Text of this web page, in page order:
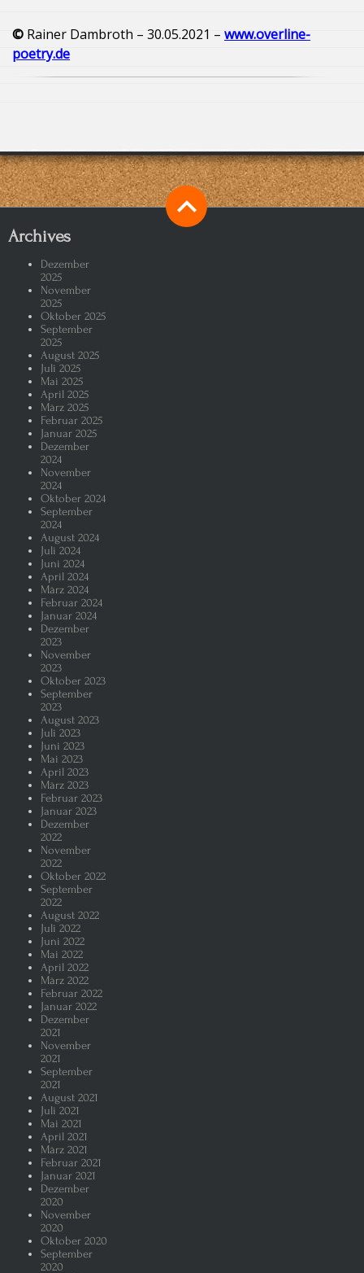
© Rainer Dambroth – 30.05.2021 – www.overline-
poetry.de
Archives
Dezember
2025
November
2025
Oktober 2025
September
2025
August 2025
Juli 2025
Mai 2025
April 2025
März 2025
Februar 2025
Januar 2025
Dezember
2024
November
2024
Oktober 2024
September
2024
August 2024
Juli 2024
Juni 2024
April 2024
März 2024
Februar 2024
Januar 2024
Dezember
2023
November
2023
Oktober 2023
September
2023
August 2023
Juli 2023
Juni 2023
Mai 2023
April 2023
März 2023
Februar 2023
Januar 2023
Dezember
2022
November
2022
Oktober 2022
September
2022
August 2022
Juli 2022
Juni 2022
Mai 2022
April 2022
März 2022
Februar 2022
Januar 2022
Dezember
2021
November
2021
September
2021
August 2021
Juli 2021
Mai 2021
April 2021
März 2021
Februar 2021
Januar 2021
Dezember
2020
November
2020
Oktober 2020
September
2020